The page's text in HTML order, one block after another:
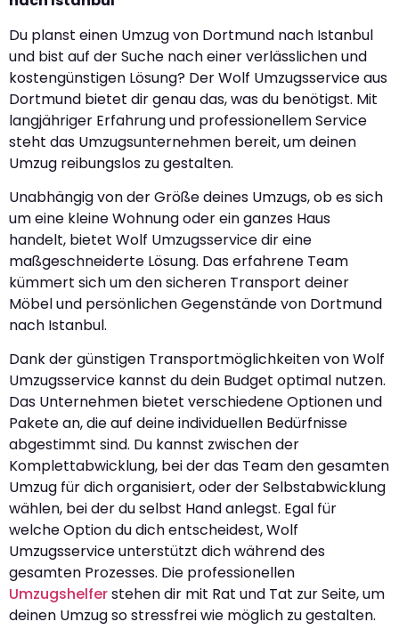
Du planst einen Umzug von Dortmund nach Istanbul
und bist auf der Suche nach einer verlässlichen und
kostengünstigen Lösung? Der Wolf Umzugsservice aus
Dortmund bietet dir genau das, was du benötigst. Mit
langjähriger Erfahrung und professionellem Service
steht das Umzugsunternehmen bereit, um deinen
Umzug reibungslos zu gestalten.
Unabhängig von der Größe deines Umzugs, ob es sich
um eine kleine Wohnung oder ein ganzes Haus
handelt, bietet Wolf Umzugsservice dir eine
maßgeschneiderte Lösung. Das erfahrene Team
kümmert sich um den sicheren Transport deiner
Möbel und persönlichen Gegenstände von Dortmund
nach Istanbul.
Dank der günstigen Transportmöglichkeiten von Wolf
Umzugsservice kannst du dein Budget optimal nutzen.
Das Unternehmen bietet verschiedene Optionen und
Pakete an, die auf deine individuellen Bedürfnisse
abgestimmt sind. Du kannst zwischen der
Komplettabwicklung, bei der das Team den gesamten
Umzug für dich organisiert, oder der Selbstabwicklung
wählen, bei der du selbst Hand anlegst. Egal für
welche Option du dich entscheidest, Wolf
Umzugsservice unterstützt dich während des
gesamten Prozesses. Die professionellen
Umzugshelferstehen dir mit Rat und Tat zur Seite, um
deinen Umzug so stressfrei wie möglich zu gestalten.